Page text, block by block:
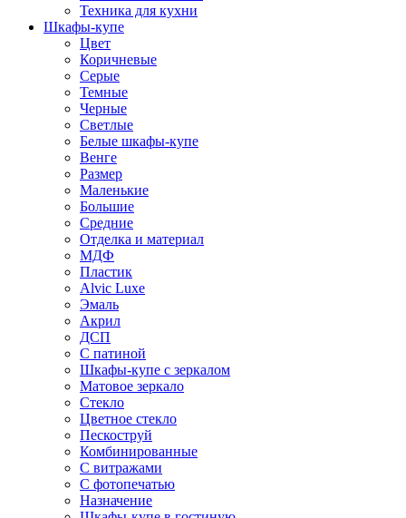
Техника для кухни
Шкафы-купе
Цвет
Коричневые
Серые
Темные
Черные
Светлые
Белые шкафы-купе
Венге
Размер
Маленькие
Большие
Средние
Отделка и материал
МДФ
Пластик
Alvic Luxe
Эмаль
Акрил
ДСП
С патиной
Шкафы-купе с зеркалом
Матовое зеркало
Стекло
Цветное стекло
Пескоструй
Комбинированные
С витражами
С фотопечатью
Назначение